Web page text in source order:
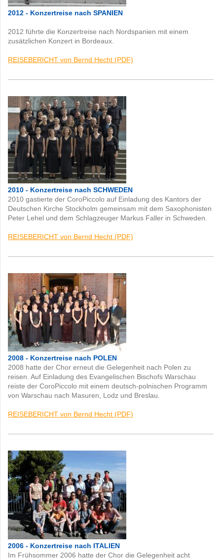
2012 - Konzertreise nach SPANIEN
2012 führte die Konzertreise nach Nordspanien mit einem
zusätzlichen Konzert in Bordeaux.
REISEBERICHT von Bernd Hecht (PDF)
2010 - Konzertreise nach SCHWEDEN
2010 gastierte der CoroPiccolo auf Einladung des Kantors der
Deutschen Kirche Stockholm gemeinsam mit dem Saxophonisten
Peter Lehel und dem Schlagzeuger Markus Faller in Schweden.
REISEBERICHT von Bernd Hecht (PDF)
2008 - Konzertreise nach POLEN
2008 hatte der Chor erneut die Gelegenheit nach Polen zu
reisen. Auf Einladung des Evangelischen Bischofs Warschau
reiste der CoroPiccolo mit einem deutsch-polnischen Programm
von Warschau nach Masuren, Lodz und Breslau.
REISEBERICHT von Bernd Hecht (PDF)
2006 - Konzertreise nach ITALIEN
Im Frühsommer 2006 hatte der Chor die Gelegenheit acht